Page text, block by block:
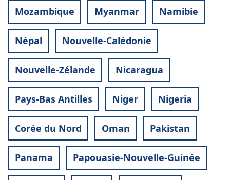
Mozambique Myanmar Namibie
Népal Nouvelle-Calédonie
Nouvelle-Zélande Nicaragua
Pays-Bas Antilles Niger Nigeria
Corée du Nord Oman Pakistan
Panama Papouasie-Nouvelle-Guinée